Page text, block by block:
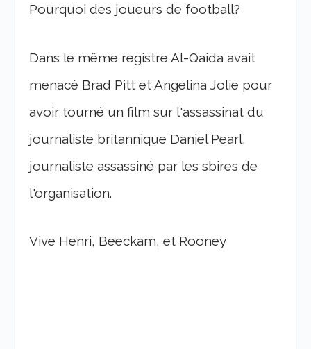
Pourquoi des joueurs de football?
Dans le même registre Al-Qaida avait
menacé Brad Pitt et Angelina Jolie pour
avoir tourné un film sur l'assassinat du
journaliste britannique Daniel Pearl,
journaliste assassiné par les sbires de
l'organisation.
Vive Henri, Beeckam, et Rooney